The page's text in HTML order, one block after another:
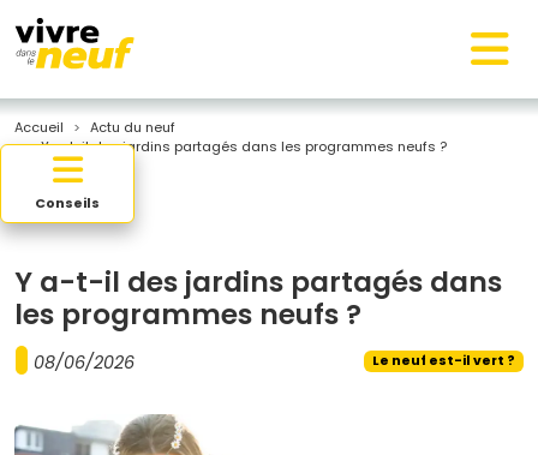
Accueil
Actu du neuf
Y a-t-il des jardins partagés dans les programmes neufs ?
Y a-t-il des jardins partagés dans
les programmes neufs ?
08/06/2026 Le neuf est-il vert ?
Conseils